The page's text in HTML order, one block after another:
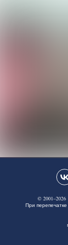
©
При